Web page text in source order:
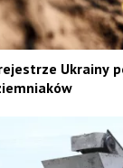
Ukrainy